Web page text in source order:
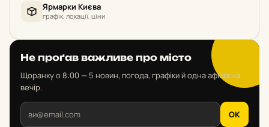
Ярмарки Києва
графік, локації, ціни
Не проґав важливе про місто
Щоранку о 8:00 — 5 новин, погода, графіки й одна афіша на
вечір.
OK